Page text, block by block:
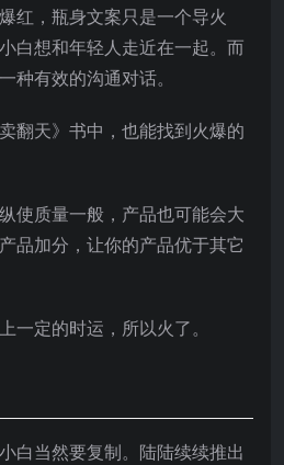
红，瓶身文案只是一个导火
白想和年轻人走近在一起。而
种有效的沟通对话。
翻天》书中，也能找到火爆的
使质量一般，产品也可能会大
品加分，让你的产品优于其它
一定的时运，所以火了。
白当然要复制。陆陆续续推出